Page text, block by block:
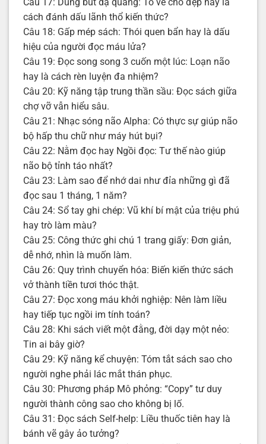
cách đánh dấu lãnh thổ kiến thức?
Câu 18: Gấp mép sách: Thói quen bẩn hay là dấu
hiệu của người đọc máu lửa?
Câu 19: Đọc song song 3 cuốn một lúc: Loạn não
hay là cách rèn luyện đa nhiệm?
Câu 20: Kỹ năng tập trung thần sầu: Đọc sách giữa
chợ vỡ vẫn hiểu sâu.
Câu 21: Nhạc sóng não Alpha: Có thực sự giúp não
bộ hấp thu chữ như máy hút bụi?
Câu 22: Nằm đọc hay Ngồi đọc: Tư thế nào giúp
não bộ tỉnh táo nhất?
Câu 23: Làm sao để nhớ dai như đỉa những gì đã
đọc sau 1 tháng, 1 năm?
Câu 24: Sổ tay ghi chép: Vũ khí bí mật của triệu phú
hay trò làm màu?
Câu 25: Công thức ghi chú 1 trang giấy: Đơn giản,
dễ nhớ, nhìn là muốn làm.
Câu 26: Quy trình chuyển hóa: Biến kiến thức sách
vở thành tiền tươi thóc thật.
Câu 27: Đọc xong máu khởi nghiệp: Nên làm liều
hay tiếp tục ngồi im tính toán?
Câu 28: Khi sách viết một đằng, đời dạy một nẻo:
Tin ai bây giờ?
Câu 29: Kỹ năng kể chuyện: Tóm tắt sách sao cho
người nghe phải lác mắt thán phục.
Câu 30: Phương pháp Mô phỏng: “Copy” tư duy
người thành công sao cho không bị lố.
Câu 31: Đọc sách Self-help: Liều thuốc tiên hay là
bánh vẽ gây ảo tưởng?